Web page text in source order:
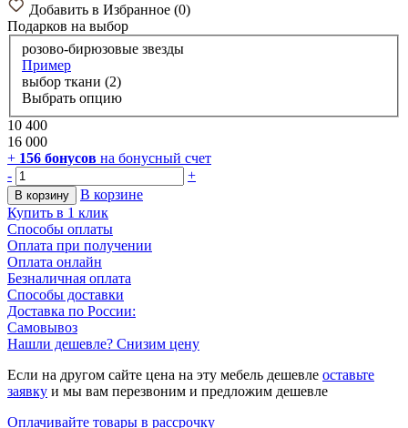
Добавить в Избранное (0)
Подарков на выбор
розово-бирюзовые звезды
Пример
выбор ткани (2)
Выбрать опцию
10 400
16 000
+ 156 бонусов на бонусный счет
-
+
В корзину
В корзине
Купить в 1 клик
Способы оплаты
Оплата при получении
Оплата онлайн
Безналичная оплата
Способы доставки
Доставка по России:
Самовывоз
Нашли дешевле? Снизим цену
Если на другом сайте цена на эту мебель дешевле оставьте
заявку и мы вам перезвоним и предложим дешевле
Оплачивайте товары в рассрочку